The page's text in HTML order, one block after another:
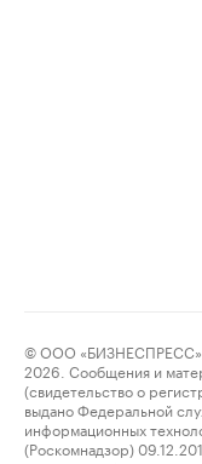
© ООО
2026. Сообщения и
(свидетельство о
выдано Федеральной
информационных
(Роскомнадзор)